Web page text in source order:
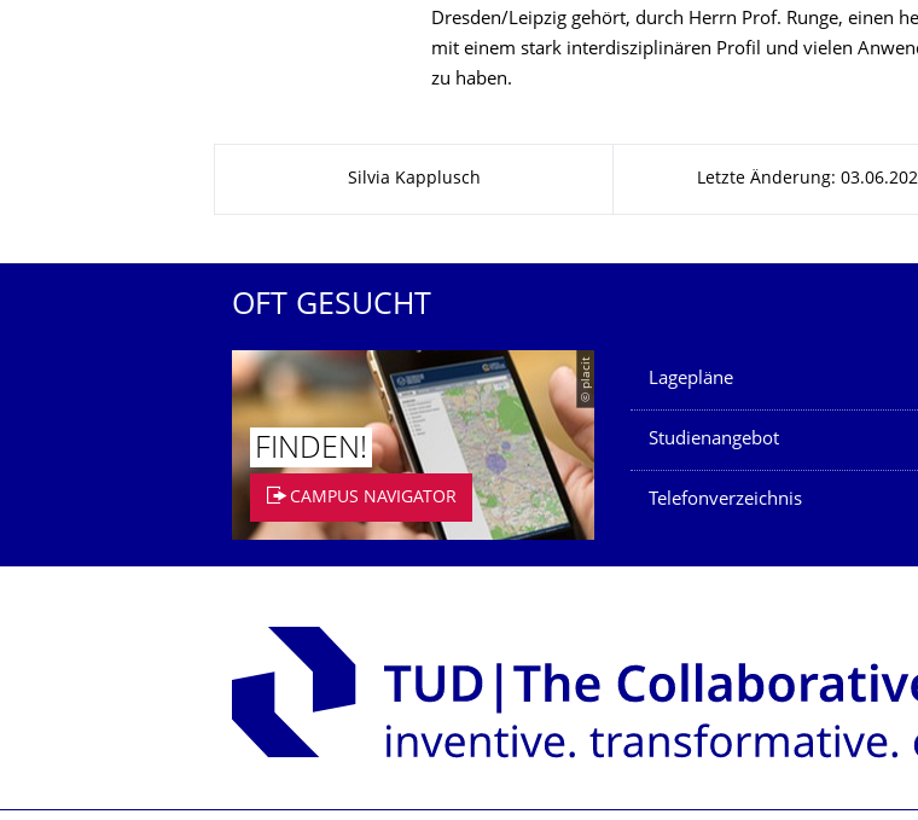
Dresden/Leipzig gehört, durch Herrn Prof. Runge, einen
mit einem stark interdisziplinären Profil und vielen
zu haben.
Silvia Kapplusch Letzte Änderung:
OFT GESUCHT
© placit
FINDEN!
CAMPUS NAVIGATOR
Unsere Dienste
Lagepläne
Studienangebot
Telefonverzeichnis